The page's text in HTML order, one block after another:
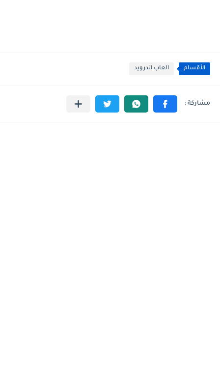
الأقسام العاب اندرويد